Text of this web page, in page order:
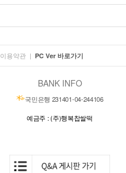
이용약관 | PC Ver 바로가기
BANK INFO
국민은행 231401-04-244106
예금주 : (주)행복찹쌀떡